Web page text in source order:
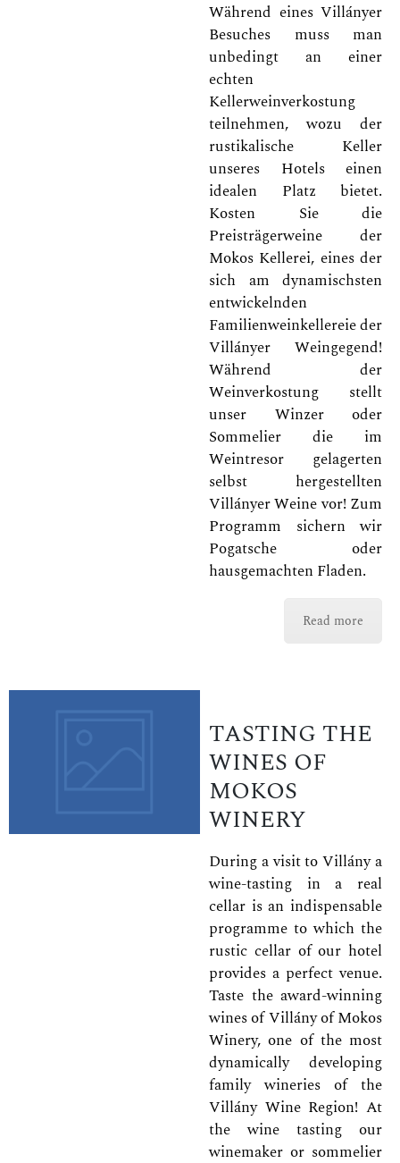
Während eines Villányer
Besuches muss man
unbedingt an einer
echten
Kellerweinverkostung
teilnehmen, wozu der
rustikalische Keller
unseres Hotels einen
idealen Platz bietet.
Kosten Sie die
Preisträgerweine der
Mokos Kellerei, eines der
sich am dynamischsten
entwickelnden
Familienweinkellereie der
Villányer Weingegend!
Während der
Weinverkostung stellt
unser Winzer oder
Sommelier die im
Weintresor gelagerten
selbst hergestellten
Villányer Weine vor! Zum
Programm sichern wir
Pogatsche oder
hausgemachten Fladen.
Read more
TASTING THE
WINES OF
MOKOS
WINERY
During a visit to Villány a
wine-tasting in a real
cellar is an indispensable
programme to which the
rustic cellar of our hotel
provides a perfect venue.
Taste the award-winning
wines of Villány of Mokos
Winery, one of the most
dynamically developing
family wineries of the
Villány Wine Region! At
the wine tasting our
winemaker or sommelier